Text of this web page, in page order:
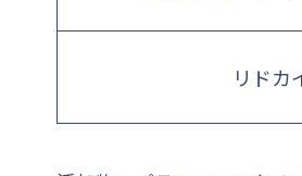
リドカ